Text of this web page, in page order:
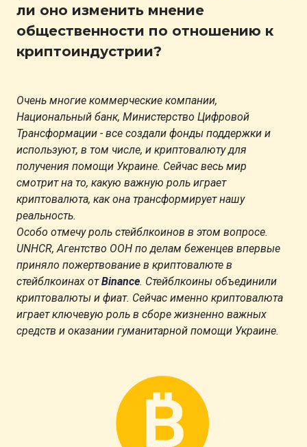
ли оно изменить мнение
общественности по отношению к
криптоиндустрии?
Очень многие коммерческие компании,
Национальный банк, Министерство Цифровой
Трансформации - все создали фонды поддержки и
используют, в том числе, и криптовалюту для
получения помощи Украине. Сейчас весь мир
смотрит на то, какую важную роль играет
криптовалюта, как она трансформирует нашу
реальность.
Особо отмечу роль стейблкоинов в этом вопросе.
UNHCR, Агентство ООН по делам беженцев впервые
приняло пожертвование в криптовалюте в
стейблкоинах отBinance. Стейблкоины объединили
криптовалюты и фиат. Сейчас именно криптовалюта
играет ключевую роль в сборе жизненно важных
средств и оказании гуманитарной помощи Украине.